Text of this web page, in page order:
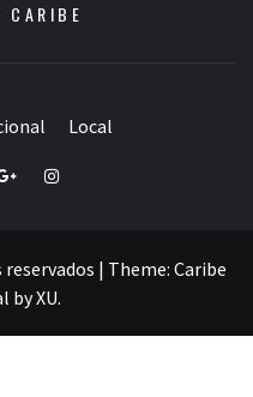
CARIBE
Local
Instagram
| Theme: Caribe
byXU.